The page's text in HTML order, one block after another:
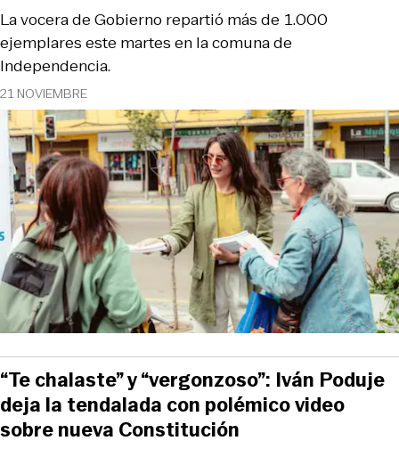
21 NOVIEMBRE
La vocera de Gobierno repartió más de 1.000
ejemplares este martes en la comuna de
Independencia.
“Te chalaste” y “vergonzoso”: Iván Poduje
deja la tendalada con polémico video
sobre nueva Constitución